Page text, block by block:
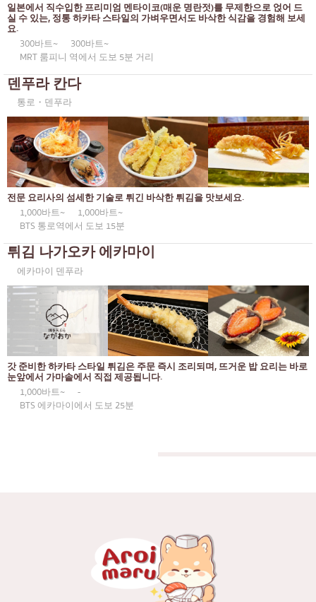
일본에서 직수입한 프리미엄 멘타이코(매운 명란젓)를 무제한으로 얹어 드
실 수 있는, 정통 하카타 스타일의 가벼우면서도 바삭한 식감을 경험해 보세
요.
300바트~
300바트~
MRT 룸피니 역에서 도보 5분 거리
덴푸라 칸다
통로・덴푸라
전문 요리사의 섬세한 기술로 튀긴 바삭한 튀김을 맛보세요.
1,000바트~
1,000바트~
BTS 통로역에서 도보 15분
튀김 나가오카 에카마이
에카마이 덴푸라
갓 준비한 하카타 스타일 튀김은 주문 즉시 조리되며, 뜨거운 밥 요리는 바로
눈앞에서 가마솥에서 직접 제공됩니다.
1,000바트~
-
BTS 에카마이에서 도보 25분